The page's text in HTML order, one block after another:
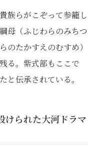
族らがこぞって参籠し
母（ふじわらのみちつ
のたかすえのむすめ）
る。紫式部もここで
と伝承されている。
けられた大河ドラマ